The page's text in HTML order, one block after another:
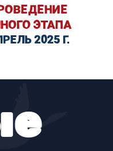
ЭТАПА
2025 Г.